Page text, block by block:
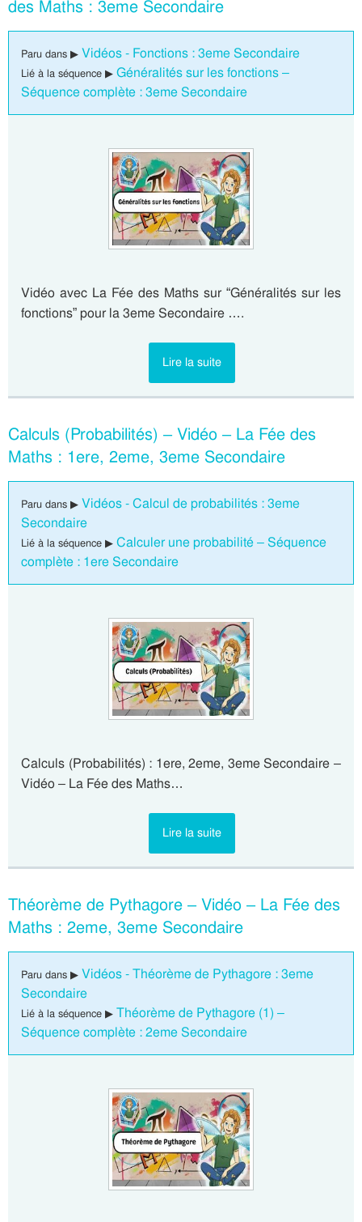
des Maths : 3eme Secondaire
Paru dans ▶ Vidéos - Fonctions : 3eme Secondaire
Lié à la séquence ▶ Généralités sur les fonctions –
Séquence complète : 3eme Secondaire
Vidéo avec La Fée des Maths sur “Généralités sur les
fonctions” pour la 3eme Secondaire ….
Lire la suite
Calculs (Probabilités) – Vidéo – La Fée des
Maths : 1ere, 2eme, 3eme Secondaire
Paru dans ▶ Vidéos - Calcul de probabilités : 3eme
Secondaire
Lié à la séquence ▶ Calculer une probabilité – Séquence
complète : 1ere Secondaire
Calculs (Probabilités) : 1ere, 2eme, 3eme Secondaire –
Vidéo – La Fée des Maths…
Lire la suite
Théorème de Pythagore – Vidéo – La Fée des
Maths : 2eme, 3eme Secondaire
Paru dans ▶ Vidéos - Théorème de Pythagore : 3eme
Secondaire
Lié à la séquence ▶ Théorème de Pythagore (1) –
Séquence complète : 2eme Secondaire